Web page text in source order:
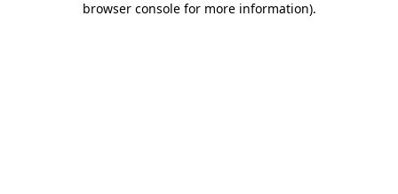
browser console for more information).